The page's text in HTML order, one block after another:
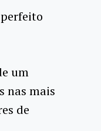
um
nas mais
de